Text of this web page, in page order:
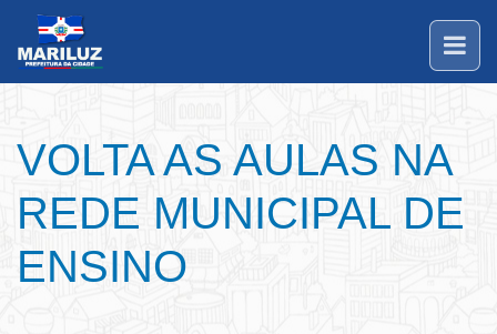
VOLTA AS AULAS NA
REDE MUNICIPAL DE
ENSINO